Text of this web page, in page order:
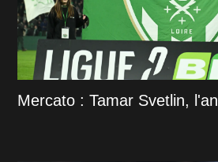
Mercato : Tamar Svetlin,